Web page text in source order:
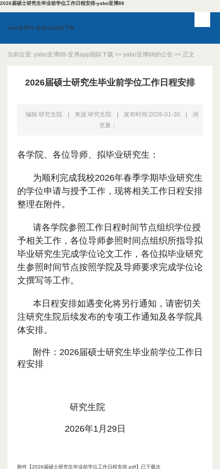
2026届硕士研究生毕业前学位工作日程安排-yabo亚博88
yabo亚博88-亚博app国际下载
当前位置: yabo亚博88-亚博app国际下载 >> yabo亚博88的公告 >> 正文
2026届硕士研究生毕业前学位工作日程安排
编辑:研究生院 来源:研究生院 发布时间:2026-01-30
浏
览量：
各学院、各位导师、拟毕业研究生：
为顺利完成我校2026年春季学期毕业研究生
的学位申请与授予工作，现将相关工作日程安排
整理在附件。
请各学院参照工作日程时间节点组织学位授
予相关工作，各位导师参照时间点组织所指导拟
毕业研究生完成学位论文工作，各位拟毕业研究
生参照时间节点按照学院及导师要求完成学位论
文撰写等工作。
本日程安排如遇变化将另行通知，请密切关
注研究生院后续发布的专项工作通知及各学院具
体安排。
附件：2026届硕士研究生毕业前学位工作日
程安排
研究生院
2026年1月29日
附件【2026届硕士研究生毕业前学位工作日程安排.pdf】已下载次